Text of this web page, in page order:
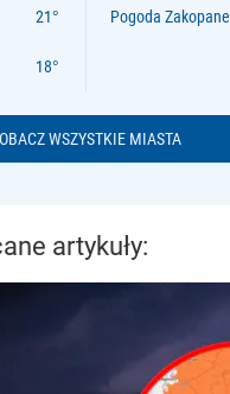
Pogoda Zakopane
WSZYSTKIE MIASTA
artykuły: